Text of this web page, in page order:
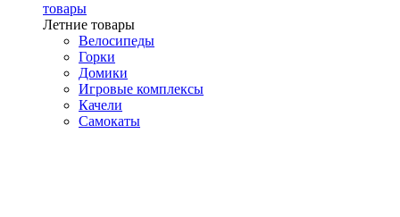
товары
Летние товары
Велосипеды
Горки
Домики
Игровые комплексы
Качели
Самокаты